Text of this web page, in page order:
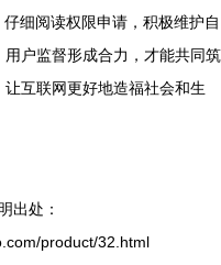
细阅读权限申请，积极维护自
户监督形成合力，才能共同筑
互联网更好地造福社会和生
出处：
product/32.html